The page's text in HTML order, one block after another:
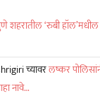
शहरातील ‘रुबी
च्यावरलष्कर
नावे…